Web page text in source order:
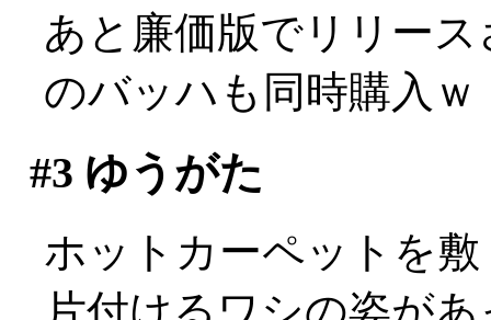
あと廉価版でリリー
のバッハも同時購入ｗ
#3 ゆうがた
ホットカーペットを